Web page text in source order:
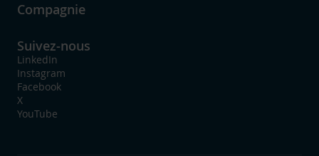
Compagnie
Suivez-nous
LinkedIn
Instagram
Facebook
X
YouTube